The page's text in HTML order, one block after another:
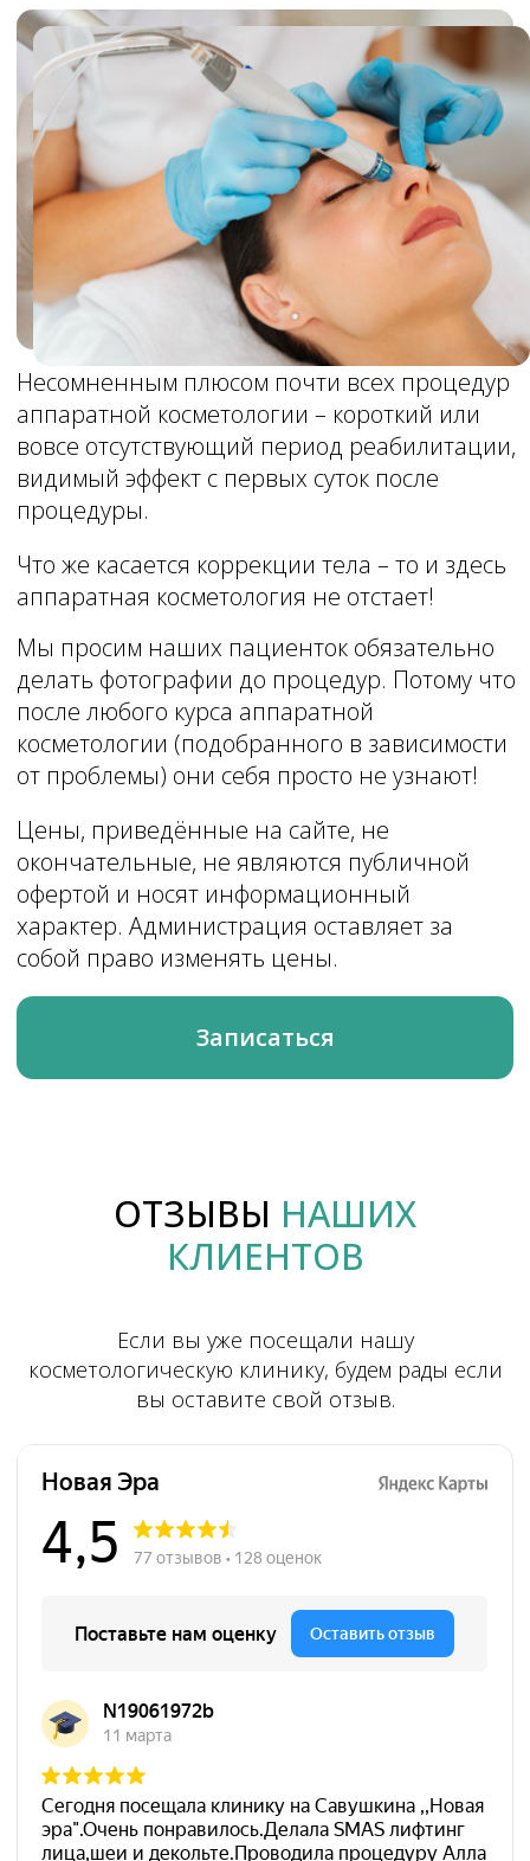
Цены, приведённые на сайте, не
окончательные, не являются публичной
офертой и носят информационный
характер. Администрация оставляет за
собой право изменять цены.
Что же касается коррекции тела – то и здесь
аппаратная косметология не отстает!
Мы просим наших пациенток обязательно
делать фотографии до процедур. Потому что
после любого курса аппаратной
косметологии (подобранного в зависимости
от проблемы) они себя просто не узнают!
Записаться
ОТЗЫВЫ НАШИХ
КЛИЕНТОВ
Если вы уже посещали нашу
косметологическую клинику, будем рады если
вы оставите свой отзыв.
Новая эра на карте Санкт‑Петербурга — Яндекс Карты